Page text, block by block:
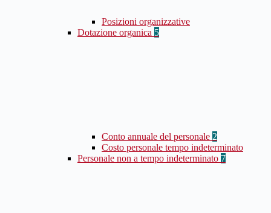
Posizioni organizzative
Dotazione organica 5
Conto annuale del personale 2
Costo personale tempo indeterminato
Personale non a tempo indeterminato 7